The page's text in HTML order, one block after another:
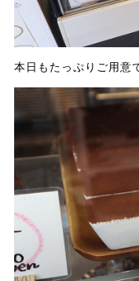
本日もたっぷりご用意